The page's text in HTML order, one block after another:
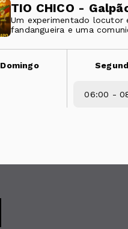
TIO CHICO -
Um experimentado locutor
fandangueira e uma
Domingo
06:00 -